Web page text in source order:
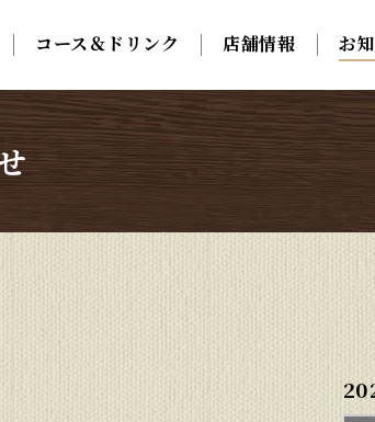
コース＆ドリンク 店舗情報 お
コース＆ドリンク 店舗情報 お